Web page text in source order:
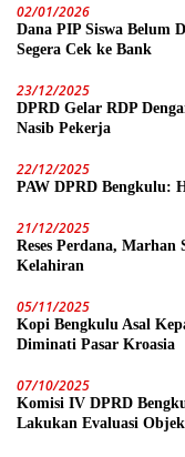
02/01/2026
Dana PIP Siswa Belum
Segera Cek ke Bank
23/12/2025
DPRD Gelar RDP
Nasib Pekerja
22/12/2025
PAW DPRD Bengkulu:
21/12/2025
Reses Perdana, Marhan
Kelahiran
05/11/2025
Kopi Bengkulu Asal
Diminati Pasar Kroasia
07/10/2025
Komisi IV DPRD
Lakukan Evaluasi